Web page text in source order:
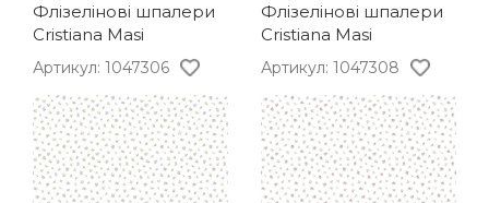
Флізелінові шпалери
Cristiana Masi
Артикул: 1047306
Флізелінові шпалери
Cristiana Masi
Артикул: 1047308